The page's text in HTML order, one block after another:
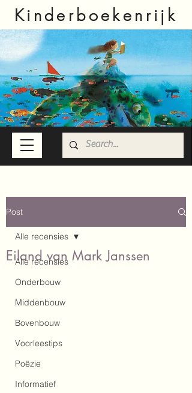
Kinderboekenrijk
Post
Alle recensies
Onderbouw
Middenbouw
Bovenbouw
Voorleestips
Poëzie
Informatief
Alle recensies
Eiland van Mark Janssen